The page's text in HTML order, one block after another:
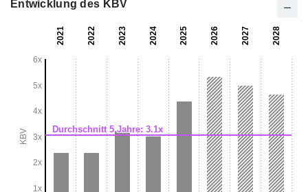
Entwicklung des KBV